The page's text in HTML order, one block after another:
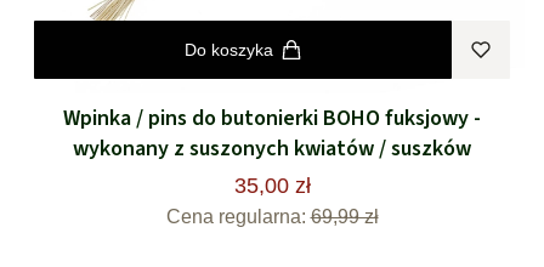
Do koszyka
Wpinka / pins do butonierki BOHO fuksjowy -
wykonany z suszonych kwiatów / suszków
35,00 zł
Cena regularna: 69,99 zł